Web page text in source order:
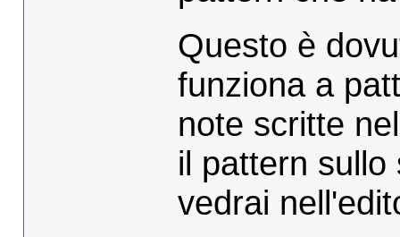
Questo è
funziona a
note scritte
il pattern
vedrai